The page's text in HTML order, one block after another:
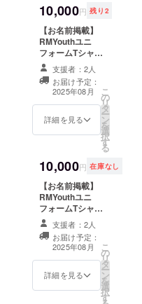
（3×8ｃｍ程
度） ・注意事
項：ロゴやバ
ナーなどの画像
の受け渡しにつ
いては、プロ
ジェクト終了後
にお送りする
メールをご確認
RMYouth杯一回
招待 チケット
5000円相当 第二
シャツを提供 ・
RMYouth杯にて
利用いただけま
す。 ・現金への
交換はできませ
ん。おつりはで
ません。 ・初回
来店時にお渡し
いたします。ス
ドファンディン
グで支援をした
10,000円 残り2
【お名前掲載】
RMYouthユニ
フォームTシャツ
に、支援者様の
ロゴを掲載しま
す。 ・掲載期
間：2025年8月
23日〜第3弾発
売まで(一年は保
証) ・掲載方法：
（5×10ｃｍ程
度） ・注意事
項：ロゴやバ
ナーなどの画像
の受け渡しにつ
いては、プロ
ジェクト終了後
にお送りする
メールをご確認
RMYouth杯一回
招待 チケット
5000円相当 第二
支援者：2人
お届け予定：
2025年08月
詳細を見る
こ
の
リ
タ
ー
ン
を
選
択
す
る
10,000円 在庫なし
【お名前掲載】
RMYouthユニ
フォームTシャツ
に、支援者様の
ロゴを掲載しま
す。 ・掲載期
間：2025年8月
23日〜第3弾発
売まで(一年は保
証) ・掲載方法：
支援者：2人
お届け予定：
2025年08月
詳細を見る
こ
の
リ
タ
ー
ン
を
選
択
す